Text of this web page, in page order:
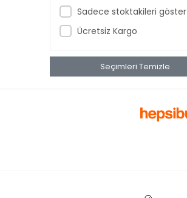
Sadece stoktakileri göster
Ücretsiz Kargo
Seçimleri Temizle